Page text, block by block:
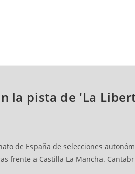
la pista de 'La
de España de selecciones
frente a Castilla La Mancha.